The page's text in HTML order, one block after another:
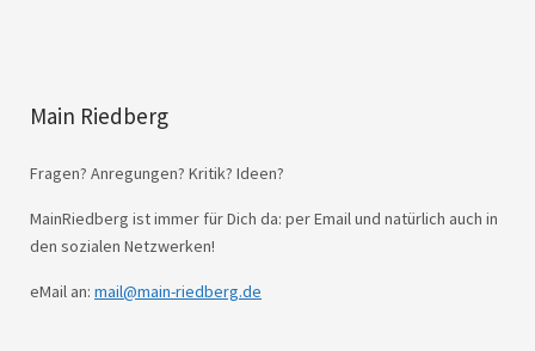
Main Riedberg
Fragen? Anregungen? Kritik? Ideen?
MainRiedberg ist immer für Dich da: per Email und natürlich auch in
den sozialen Netzwerken!
eMail an: mail@main-riedberg.de